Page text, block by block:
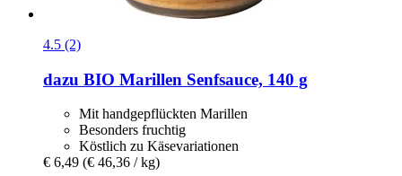
4.5 (2)
dazu BIO Marillen Senfsauce, 140 g
Mit handgepflückten Marillen
Besonders fruchtig
Köstlich zu Käsevariationen
€ 6,49 (€ 46,36 / kg)